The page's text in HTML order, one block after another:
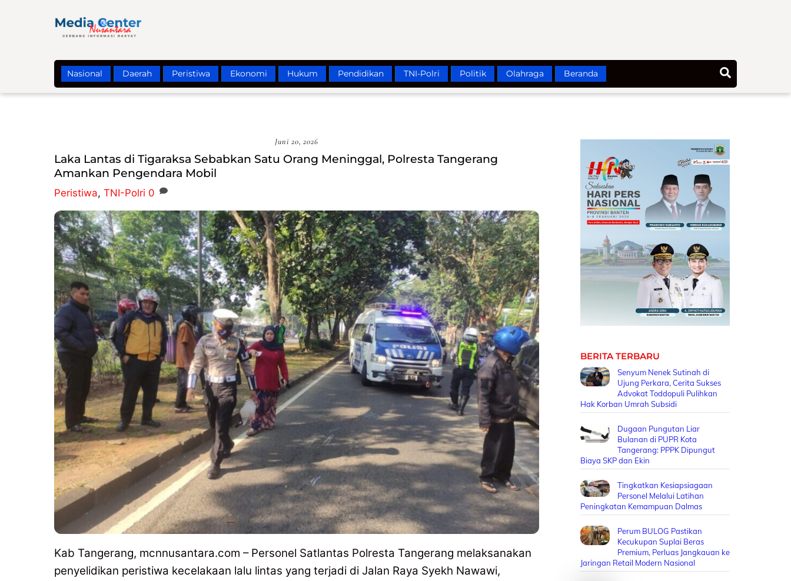
Nasional Daerah Peristiwa Ekonomi Hukum Pendidikan TNI-Polri Politik Olahraga Beranda
Juni 20, 2026
Laka Lantas di Tigaraksa Sebabkan Satu Orang Meninggal, Polresta Tangerang
Amankan Pengendara Mobil
Peristiwa, TNI-Polri 0
Kab Tangerang, mcnnusantara.com – Personel Satlantas Polresta Tangerang melaksanakan
penyelidikan peristiwa kecelakaan lalu lintas yang terjadi di Jalan Raya Syekh Nawawi,
BERITA TERBARU
Senyum Nenek Sutinah di
Ujung Perkara, Cerita Sukses
Advokat Toddopuli Pulihkan
Hak Korban Umrah Subsidi
Dugaan Pungutan Liar
Bulanan di PUPR Kota
Tangerang: PPPK Dipungut
Biaya SKP dan Ekin
Tingkatkan Kesiapsiagaan
Personel Melalui Latihan
Peningkatan Kemampuan Dalmas
Perum BULOG Pastikan
Kecukupan Suplai Beras
Premium, Perluas Jangkauan ke
Jaringan Retail Modern Nasional